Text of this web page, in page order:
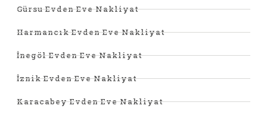
Gürsu Evden Eve Nakliyat
Harmancık Evden Eve Nakliyat
İnegöl Evden Eve Nakliyat
İznik Evden Eve Nakliyat
Karacabey Evden Eve Nakliyat